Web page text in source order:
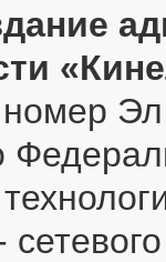
номер